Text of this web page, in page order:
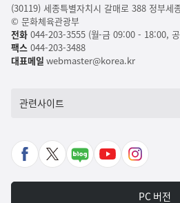
(30119) 세종특별자치시 갈매로 388 정부세
© 문화체육관광부
전화044-203-3555 (월-금 09:00 - 18:00,
팩스 044-203-3488
대표메일 webmaster@korea.kr
관련사이트
페
X
네
유
인
타
PC 버전